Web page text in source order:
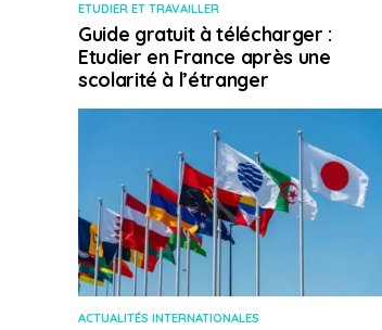
ETUDIER ET TRAVAILLER
Guide gratuit à télécharger :
Etudier en France après une
scolarité à l’étranger
ACTUALITÉS INTERNATIONALES